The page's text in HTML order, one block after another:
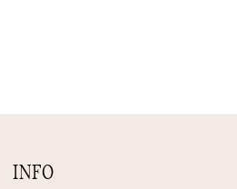
INFO